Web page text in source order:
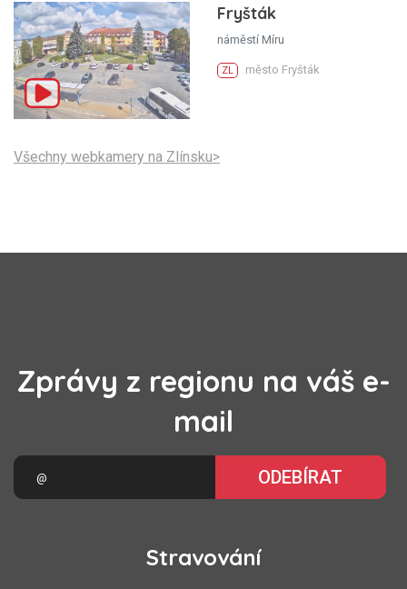
Fryšták
náměstí Míru
ZL město Fryšták
Všechny webkamery na Zlínsku>
Zprávy z regionu na váš e-
mail
ODEBÍRAT
Stravování